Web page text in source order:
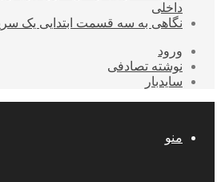
داخلی
نگاهی به سه قسمت ابتدایی یک
ورود
نوشته تصادفی
سایدبار
منو